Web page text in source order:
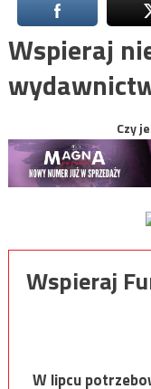
Wspieraj
Czy
Wspieraj
W lipcu